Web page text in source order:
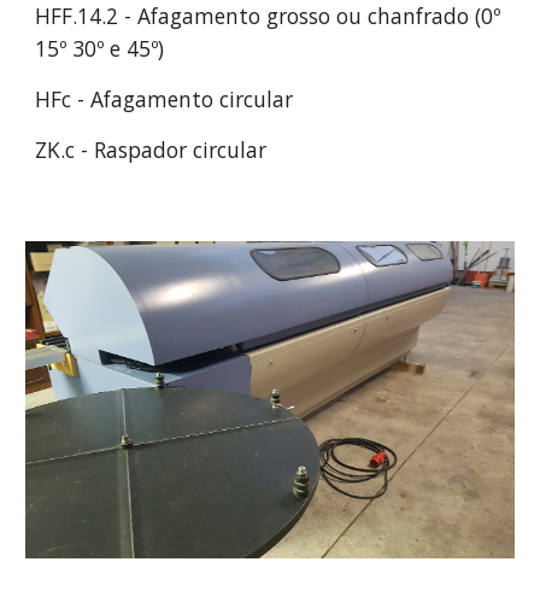
HFF.14.2 - Afagamento grosso ou chanfrado (0º
15º 30º e 45º)
HFc - Afagamento circular
ZK.c - Raspador circular